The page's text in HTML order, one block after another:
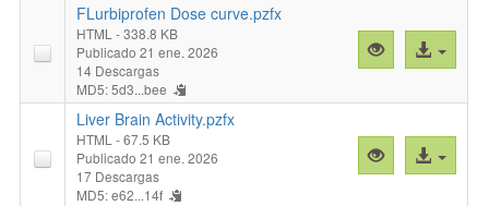
CP.pzfx"
FLurbiprofen Dose curve.pzfx
HTML - 338.8 KB
Publicado 21 ene. 2026
14 Descargas
MD5: 5d3...bee
Vista
previa
curve.pzfx"
Acceso
al
Liver Brain Activity.pzfx
HTML - 67.5 KB
Publicado 21 ene. 2026
17 Descargas
MD5: e62...14f
Vista
previa
Acceso
al